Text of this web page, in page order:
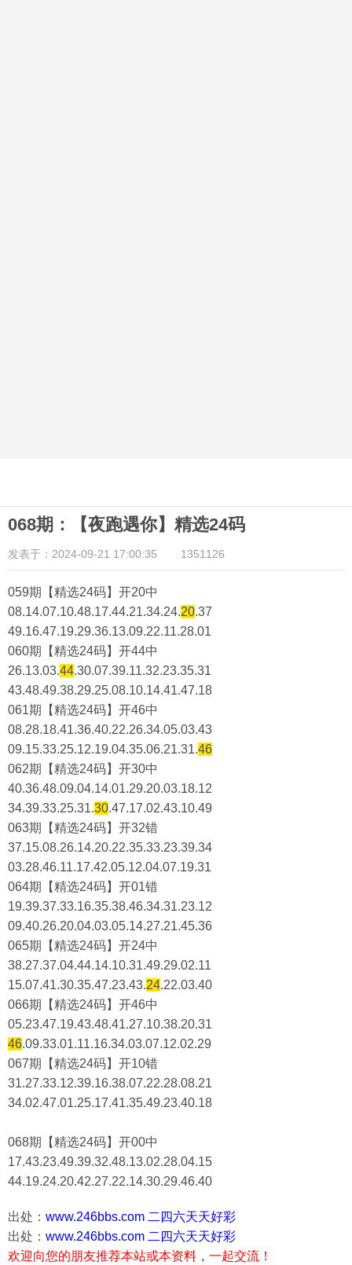
068期：【夜跑遇你】精选24码
发表于：2024-09-21 17:00:35 1351126
059期【精选24码】开20中
08.14.07.10.48.17.44.21.34.24.20.37
49.16.47.19.29.36.13.09.22.11.28.01
060期【精选24码】开44中
26.13.03.44.30.07.39.11.32.23.35.31
43.48.49.38.29.25.08.10.14.41.47.18
061期【精选24码】开46中
08.28.18.41.36.40.22.26.34.05.03.43
09.15.33.25.12.19.04.35.06.21.31.46
062期【精选24码】开30中
40.36.48.09.04.14.01.29.20.03.18.12
34.39.33.25.31.30.47.17.02.43.10.49
063期【精选24码】开32错
37.15.08.26.14.20.22.35.33.23.39.34
03.28.46.11.17.42.05.12.04.07.19.31
064期【精选24码】开01错
19.39.37.33.16.35.38.46.34.31.23.12
09.40.26.20.04.03.05.14.27.21.45.36
065期【精选24码】开24中
38.27.37.04.44.14.10.31.49.29.02.11
15.07.41.30.35.47.23.43.24.22.03.40
066期【精选24码】开46中
05.23.47.19.43.48.41.27.10.38.20.31
46.09.33.01.11.16.34.03.07.12.02.29
067期【精选24码】开10错
31.27.33.12.39.16.38.07.22.28.08.21
34.02.47.01.25.17.41.35.49.23.40.18
068期【精选24码】开00中
17.43.23.49.39.32.48.13.02.28.04.15
44.19.24.20.42.27.22.14.30.29.46.40
出处： www.246bbs.com 二四六天天好彩
出处： www.246bbs.com 二四六天天好彩
欢迎向您的朋友推荐本站或本资料，一起交流！